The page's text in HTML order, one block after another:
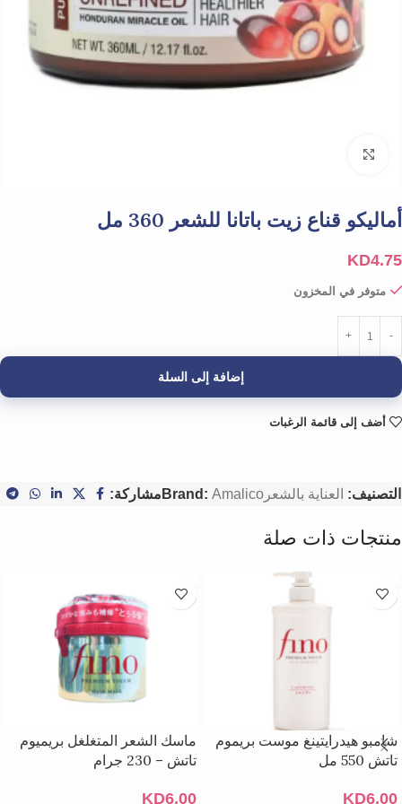
أماليكو قناع زيت باتانا للشعر 360 مل
KD4.75
متوفر في المخزون
إضافة إلى السلة
أضف إلى قائمة الرغبات
التصنيف: العناية بالشعر Brand: Amalico مشاركة:
منتجات ذات صلة
شامبو هيدرايتينغ موست بريموم
تاتش 550 مل
KD6.00
ماسك الشعر المتغلغل بريميوم
تاتش – 230 جرام
KD6.00